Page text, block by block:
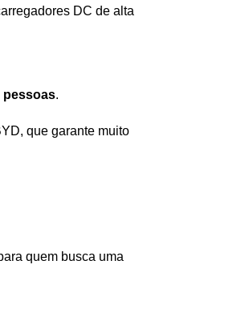
DC de alta
pessoas.
que garante muito
quem busca uma